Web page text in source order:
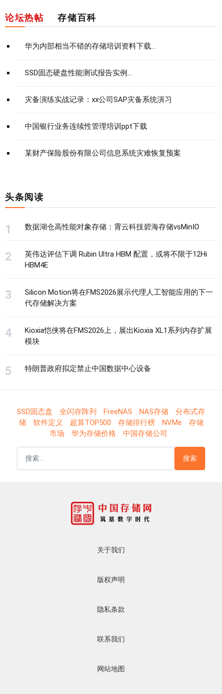
论坛热帖 存储百科
华为内部相当不错的存储培训资料下载...
SSD固态硬盘性能测试报告实例...
灾备演练实战记录：xx公司SAP灾备系统演习
中国银行业务连续性管理培训ppt下载
某财产保险股份有限公司信息系统灾难恢复预案
头条阅读
数据湖仓高性能对象存储：霄云科技碧海存储vsMinIO
英伟达评估下调 Rubin Ultra HBM 配置，或将不限于12Hi
HBM4E
Silicon Motion将在FMS2026展示代理人工智能应用的下一
代存储解决方案
Kioxia恺侠将在FMS2026上，展出Kioxia XL1系列内存扩展
模块
特朗普政府拟定禁止中国数据中心设备
SSD固态盘 全闪存阵列 FreeNAS NAS存储
分布式存
储
软件定义 超算TOP500 存储排行榜 NVMe
存储
市场
华为存储价格 中国存储公司
搜索
关于我们
版权声明
隐私条款
联系我们
网站地图